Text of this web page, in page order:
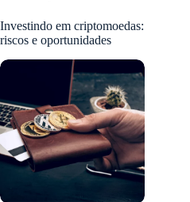
Investindo em criptomoedas:
riscos e oportunidades